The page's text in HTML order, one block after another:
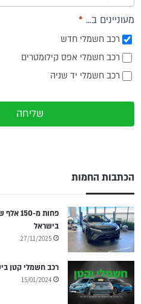
מעוניינים ב... *
רכב חשמלי חדש
רכב חשמלי אפס קילומטרים
רכב חשמלי יד שניה
שליחה
הכתבות החמות
בישראל
27/11/2025
רכב חשמלי קטן
15/01/2024